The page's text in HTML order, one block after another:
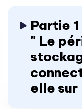
Partie
" Le
elle sur